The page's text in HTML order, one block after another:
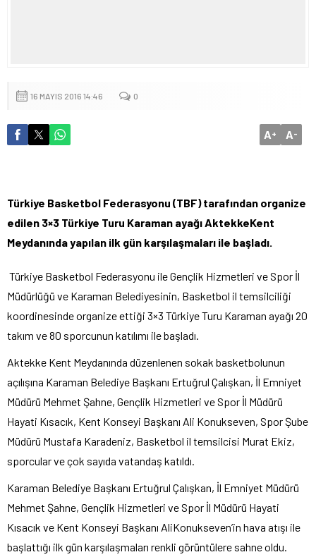
16 MAYIS 2016 14:46 0
A+ A-
Türkiye Basketbol Federasyonu (TBF) tarafından organize
edilen 3×3 Türkiye Turu Karaman ayağı AktekkeKent
Meydanında yapılan ilk gün karşılaşmaları ile başladı.
Türkiye Basketbol Federasyonu ile Gençlik Hizmetleri ve Spor İl
Müdürlüğü ve Karaman Belediyesinin, Basketbol il temsilciliği
koordinesinde organize ettiği 3×3 Türkiye Turu Karaman ayağı 20
takım ve 80 sporcunun katılımı ile başladı.
Aktekke Kent Meydanında düzenlenen sokak basketbolunun
açılışına Karaman Belediye Başkanı Ertuğrul Çalışkan, İl Emniyet
Müdürü Mehmet Şahne, Gençlik Hizmetleri ve Spor İl Müdürü
Hayati Kısacık, Kent Konseyi Başkanı Ali Konukseven, Spor Şube
Müdürü Mustafa Karadeniz, Basketbol il temsilcisi Murat Ekiz,
sporcular ve çok sayıda vatandaş katıldı.
Karaman Belediye Başkanı Ertuğrul Çalışkan, İl Emniyet Müdürü
Mehmet Şahne, Gençlik Hizmetleri ve Spor İl Müdürü Hayati
Kısacık ve Kent Konseyi Başkanı AliKonukseven’in hava atışı ile
başlattığı ilk gün karşılaşmaları renkli görüntülere sahne oldu.